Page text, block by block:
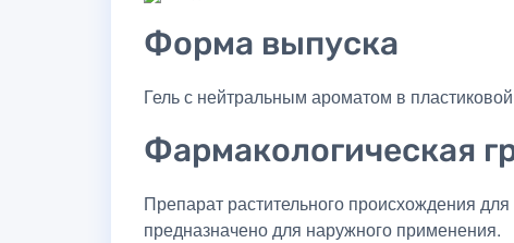
Форма выпуска
Гель с нейтральным ароматом в
Фармакологическая
Препарат растительного происхождения
предназначено для наружного применения.